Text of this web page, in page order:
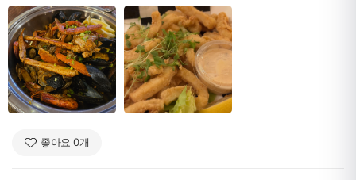
좋아요 0개